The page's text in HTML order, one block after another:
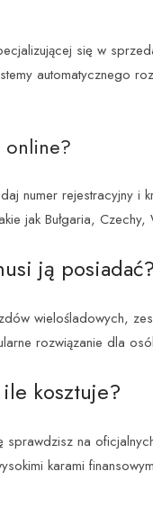
się w
automatycznego
online?
numer rejestracyjny
jak Bułgaria, Czechy,
ją posiadać?
wielośladowych,
rozwiązanie dla
kosztuje?
na
karami